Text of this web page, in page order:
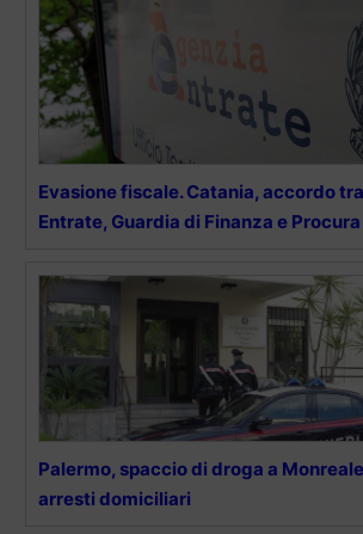
Evasione fiscale. Catania, accordo
Entrate, Guardia di Finanza e Procura
Palermo, spaccio di droga a
arresti domiciliari